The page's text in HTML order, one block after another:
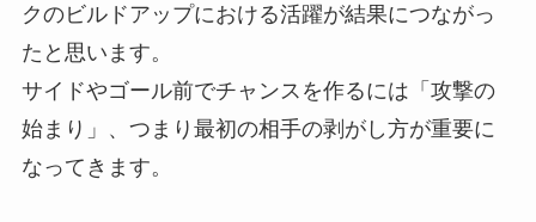
クのビルドアップにおける活躍が結果につながっ
たと思います。
サイドやゴール前でチャンスを作るには「攻撃の
始まり」、つまり最初の相手の剥がし方が重要に
なってきます。